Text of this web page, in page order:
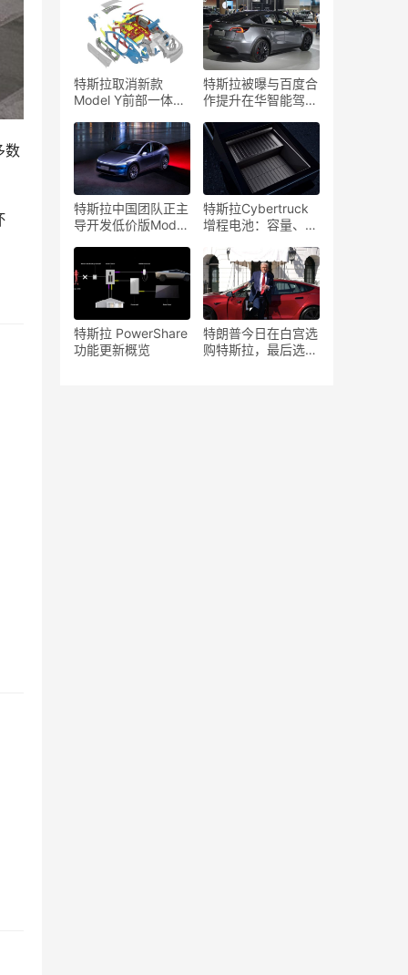
数
特斯拉取消新款
Model Y前部一体压
铸工艺
特斯拉被曝与百度合
作提升在华智能驾驶
特斯拉中国团队正主
导开发低价版Model
特斯拉Cybertruck
增程电池：容量、续
特斯拉 PowerShare
功能更新概览
特朗普今日在白宫选
购特斯拉，最后选了